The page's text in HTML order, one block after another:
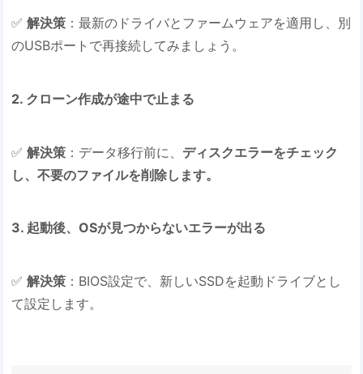
✅解決策 ：最新のドライバとファームウェアを適用し、別
のUSBポートで再接続してみましょう。
2. クローン作成が途中で止まる
✅解決策 ：データ移行前に、 ディスクエラーをチェック
し、不要のファイルを削除します。
3. 起動後、OSが見つからないエラーが出る
✅解決策 ：BIOS設定で、新しいSSDを起動ドライブとし
て設定します。